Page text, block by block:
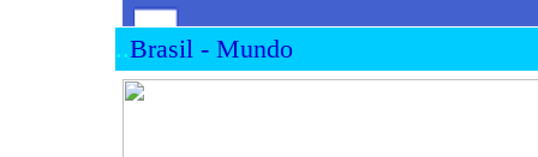
..Brasil - Mundo